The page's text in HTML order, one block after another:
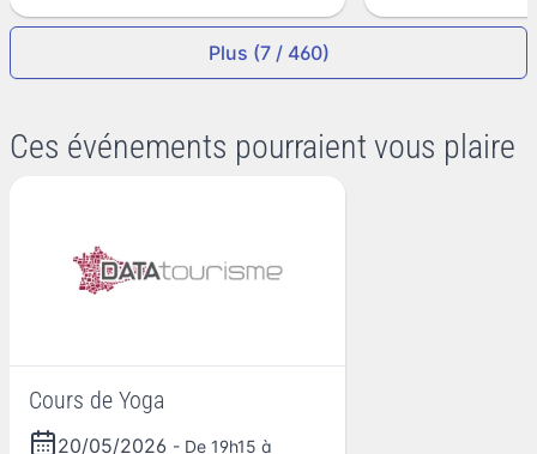
Plus (7 / 460)
Ces événements pourraient vous plaire
Cours de Yoga
20/05/2026 - De 19h15 à